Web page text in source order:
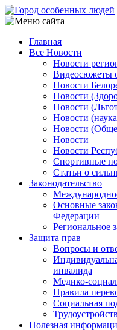
Перейти
к
содержанию
Main
navigation
Главная
Все Новости
Новости
Видеосюжеты
Новости
Новости
Новости
Новости
Новости
Новости
Новости
Спортивные
Статьи о
Законодательство
Основные
Федерации
Региональное
Защита прав
Вопросы и
инвалида
Медико-
Правила
Социальная
Полезная